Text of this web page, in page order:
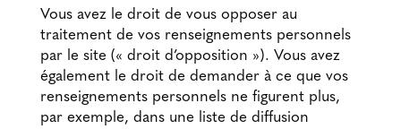
Vous avez le droit de vous opposer au
traitement de vos renseignements personnels
par le site (« droit d’opposition »). Vous avez
également le droit de demander à ce que vos
renseignements personnels ne figurent plus,
par exemple, dans une liste de diffusion